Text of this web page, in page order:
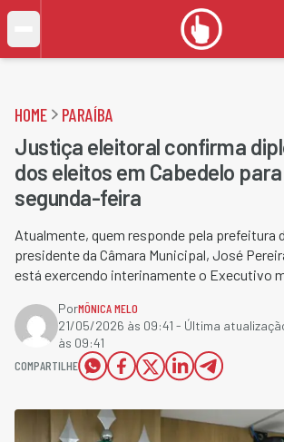
HOME PARAÍBA
Justiça eleitoral confirma
dos eleitos em Cabedelo
segunda-feira
Atualmente, quem responde pela prefeitura
presidente da Câmara Municipal, José
está exercendo interinamente o Executivo
PorMÔNICA MELO
21/05/2026 às 09:41 - Última
às 09:41
COMPARTILHE